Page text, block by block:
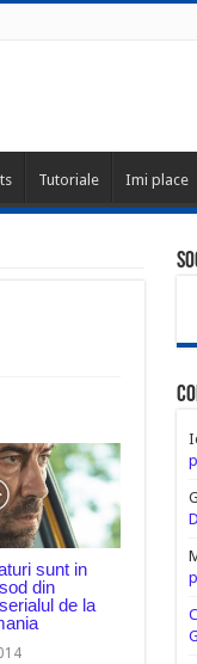
Tutoriale Imi place
sunt in
din
de la